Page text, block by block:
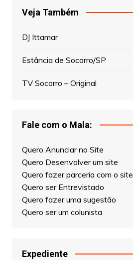
Veja Também
DJ Ittamar
Estância de Socorro/SP
TV Socorro – Original
Fale com o Mala:
Quero Anunciar no Site
Quero Desenvolver um site
Quero fazer parceria com o site
Quero ser Entrevistado
Quero fazer uma sugestão
Quero ser um colunista
Expediente